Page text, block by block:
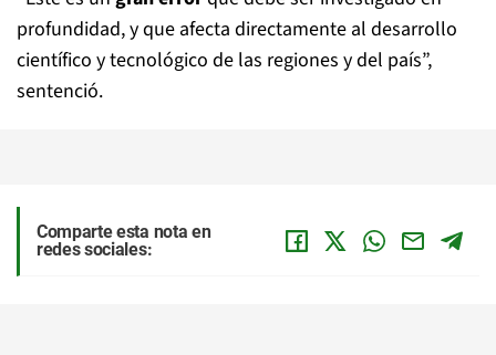
profundidad, y que afecta directamente al desarrollo
científico y tecnológico de las regiones y del país”,
sentenció.
Comparte esta nota en
redes sociales: